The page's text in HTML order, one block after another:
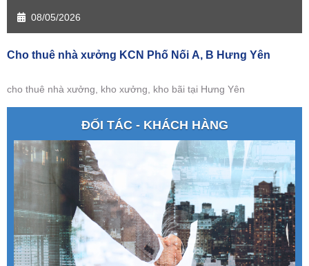
08/05/2026
Cho thuê nhà xưởng KCN Phố Nối A, B Hưng Yên
cho thuê nhà xưởng, kho xưởng, kho bãi tại Hưng Yên
ĐỐI TÁC - KHÁCH HÀNG